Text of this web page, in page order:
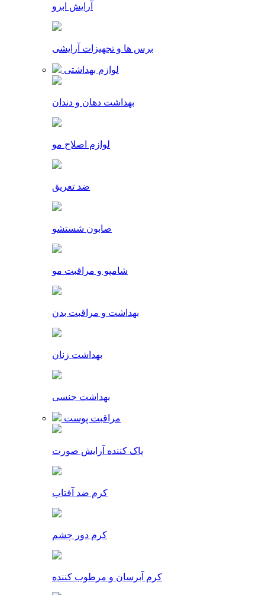
آرایش ابرو
برس ها و تجهیزات آرایشی
لوازم بهداشتی
بهداشت دهان و دندان
لوازم اصلاح مو
ضد تعریق
صابون شستشو
شامپو و مراقبت مو
بهداشت و مراقبت بدن
بهداشت زنان
بهداشت جنسی
مراقبت پوست
پاک کننده آرایش صورت
کرم ضد آفتاب
کرم دور چشم
کرم آبرسان و مرطوب کننده